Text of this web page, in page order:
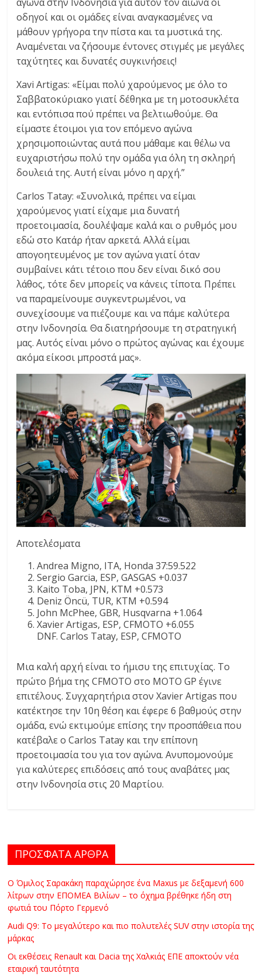
οδηγοί και οι ομάδες είναι αναγκασμένες να
μάθουν γρήγορα την πίστα και τα μυστικά της.
Αναμένεται να ζήσουμε έντονες στιγμές με μεγάλες
ταχύτητες και δυνατές συγκινήσεις!
Xavi Artigas: «Είμαι πολύ χαρούμενος με όλο το
Σαββατοκύριακο γιατί δέθηκα με τη μοτοσυκλέτα
και εντόπισα πού πρέπει να βελτιωθούμε. Θα
είμαστε έτοιμοι για τον επόμενο αγώνα
χρησιμοποιώντας αυτά που μάθαμε και θέλω να
ευχαριστήσω πολύ την ομάδα για όλη τη σκληρή
δουλειά της. Αυτή είναι μόνο η αρχή.”
Carlos Tatay: «Συνολικά, πρέπει να είμαι
χαρούμενος γιατί είχαμε μια δυνατή
προετοιμασία, δουλέψαμε καλά και ο ρυθμός μου
εδώ στο Κατάρ ήταν αρκετά. Αλλά είμαι
απογοητευμένος με τον αγώνα γιατί όταν
συμβαίνει κάτι τέτοιο που δεν είναι δικό σου
λάθος, τότε δεν μπορείς να κάνεις τίποτα. Πρέπει
να παραμείνουμε συγκεντρωμένοι, να
συνεχίσουμε να πιέζουμε και να πάμε καλύτερα
στην Ινδονησία. Θα διατηρήσουμε τη στρατηγική
μας. Αυτός είναι μόνο ο πρώτος αγώνας και έχουμε
ακόμα είκοσι μπροστά μας».
Αποτελέσματα
Andrea Migno, ITA, Honda 37:59.522
Sergio Garcia, ESP, GASGAS +0.037
Kaito Toba, JPN, KTM +0.573
Deniz Öncü, TUR, KTM +0.594
John McPhee, GBR, Husqvarna +1.064
Xavier Artigas, ESP, CFMOTO +6.055
DNF. Carlos Tatay, ESP, CFMOTO
Μια καλή αρχή είναι το ήμισυ της επιτυχίας. Το
πρώτο βήμα της CFMOTO στο MOTO GP έγινε
επιτέλους. Συγχαρητήρια στον Xavier Artigas που
κατέκτησε την 10η θέση και έφερε 6 βαθμούς στην
ομάδα, ενώ εκτιμούμε επίσης την προσπάθεια που
κατέβαλε ο Carlos Tatay και την επίπονη
προετοιμασία του για τον αγώνα. Ανυπομονούμε
για καλύτερες επιδόσεις από τους αναβάτες μας
στην Ινδονησία στις 20 Μαρτίου.
ΠΡΟΣΦΑΤΑ ΑΡΘΡΑ
Ο Όμιλος Σαρακάκη παραχώρησε ένα Maxus με δεξαμενή 600
λίτρων στην ΕΠΟΜΕΑ Βιλίων – το όχημα βρέθηκε ήδη στη
φωτιά του Πόρτο Γερμενό
Audi Q9: Το μεγαλύτερο και πιο πολυτελές SUV στην ιστορία της
μάρκας
Οι εκθέσεις Renault και Dacia της Χαλκιάς ΕΠΕ αποκτούν νέα
εταιρική ταυτότητα